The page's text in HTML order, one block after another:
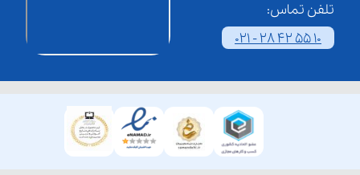
تلفن تماس:
021 - 28 42 55 10